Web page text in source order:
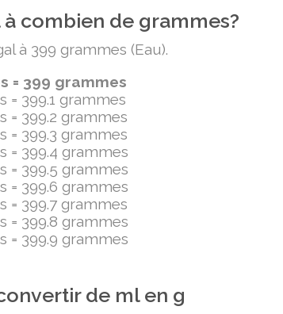
combien de grammes?
à 399 grammes (Eau).
= 399 grammes
= 399.1 grammes
= 399.2 grammes
= 399.3 grammes
= 399.4 grammes
= 399.5 grammes
= 399.6 grammes
= 399.7 grammes
= 399.8 grammes
= 399.9 grammes
de ml en g